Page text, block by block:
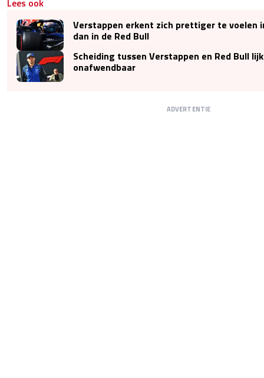
Lees ook
Verstappen erkent zich prettiger te voelen
dan in de Red Bull
Scheiding tussen Verstappen en Red Bull
onafwendbaar
ADVERTENTIE